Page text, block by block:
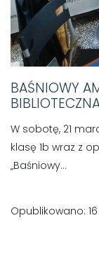
BAŚNIOWY
W sobotę, 21
klasę 1b wraz z
„Baśniowy...
Opublikowano: